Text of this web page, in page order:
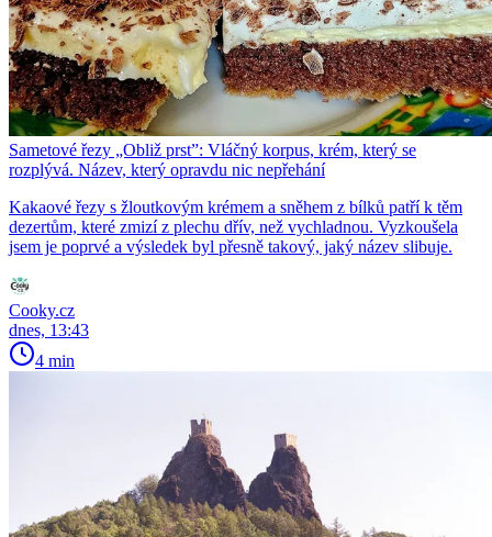
Sametové řezy „Obliž prst”: Vláčný korpus, krém, který se
rozplývá. Název, který opravdu nic nepřehání
Kakaové řezy s žloutkovým krémem a sněhem z bílků patří k těm
dezertům, které zmizí z plechu dřív, než vychladnou. Vyzkoušela
jsem je poprvé a výsledek byl přesně takový, jaký název slibuje.
Cooky.cz
dnes, 13:43
4 min